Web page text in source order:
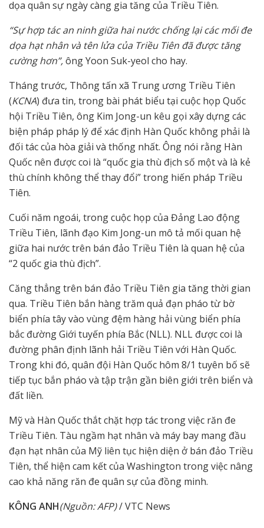
dọa quân sự ngày càng gia tăng của Triều Tiên.
“Sự hợp tác an ninh giữa hai nước chống lại các mối đe
dọa hạt nhân và tên lửa của Triều Tiên đã được tăng
cường hơn”,ông Yoon Suk-yeol cho hay.
Tháng trước, Thông tấn xã Trung ương Triều Tiên
(KCNA) đưa tin, trong bài phát biểu tại cuộc họp Quốc
hội Triều Tiên, ông Kim Jong-un kêu gọi xây dựng các
biện pháp pháp lý để xác định Hàn Quốc không phải là
đối tác của hòa giải và thống nhất. Ông nói rằng Hàn
Quốc nên được coi là “quốc gia thù địch số một và là kẻ
thù chính không thể thay đổi” trong hiến pháp Triều
Tiên.
Cuối năm ngoái, trong cuộc họp của Đảng Lao động
Triều Tiên, lãnh đạo Kim Jong-un mô tả mối quan hệ
giữa hai nước trên bán đảo Triều Tiên là quan hệ của
“2 quốc gia thù địch”.
Căng thẳng trên bán đảo Triều Tiên gia tăng thời gian
qua. Triều Tiên bắn hàng trăm quả đạn pháo từ bờ
biển phía tây vào vùng đệm hàng hải vùng biển phía
bắc đường Giới tuyến phía Bắc (NLL). NLL được coi là
đường phân định lãnh hải Triều Tiên với Hàn Quốc.
Trong khi đó, quân đội Hàn Quốc hôm 8/1 tuyên bố sẽ
tiếp tục bắn pháo và tập trận gần biên giới trên biển và
đất liền.
Mỹ và Hàn Quốc thắt chặt hợp tác trong việc răn đe
Triều Tiên. Tàu ngầm hạt nhân và máy bay mang đầu
đạn hạt nhân của Mỹ liên tục hiện diện ở bán đảo Triều
Tiên, thể hiện cam kết của Washington trong việc nâng
cao khả năng răn đe quân sự của đồng minh.
KÔNG ANH(Nguồn: AFP)/ VTC News